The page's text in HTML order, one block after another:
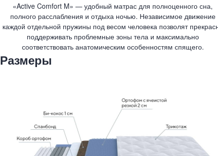
«Active Comfort M» — удобный матрас для полноценного сна,
полного расслабления и отдыха ночью. Независимое движение
каждой отдельной пружины под весом человека позволят
поддерживать проблемные зоны тела и максимально
соответствовать анатомическим особенностям спящего.
Размеры